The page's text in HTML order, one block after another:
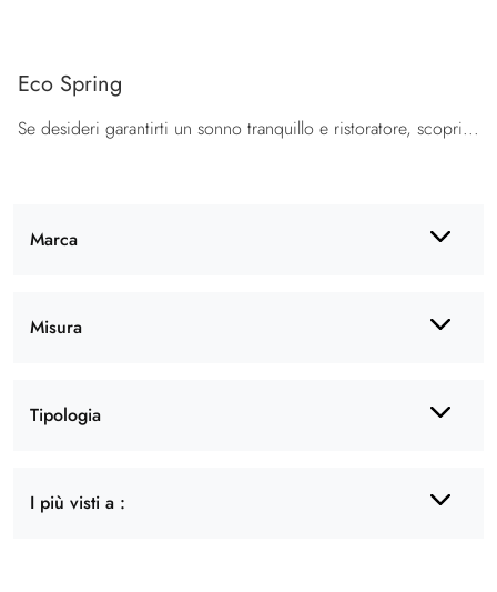
Marca
Misura
Tipologia
I più visti a :
Eco Spring
Se desideri garantirti un sonno tranquillo e ristoratore, scopri i Materassi a molle insacchettate singoli come il modello Eco Spring Brentaflex.